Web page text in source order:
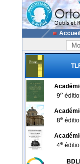
Accueil
9e
8e
4e